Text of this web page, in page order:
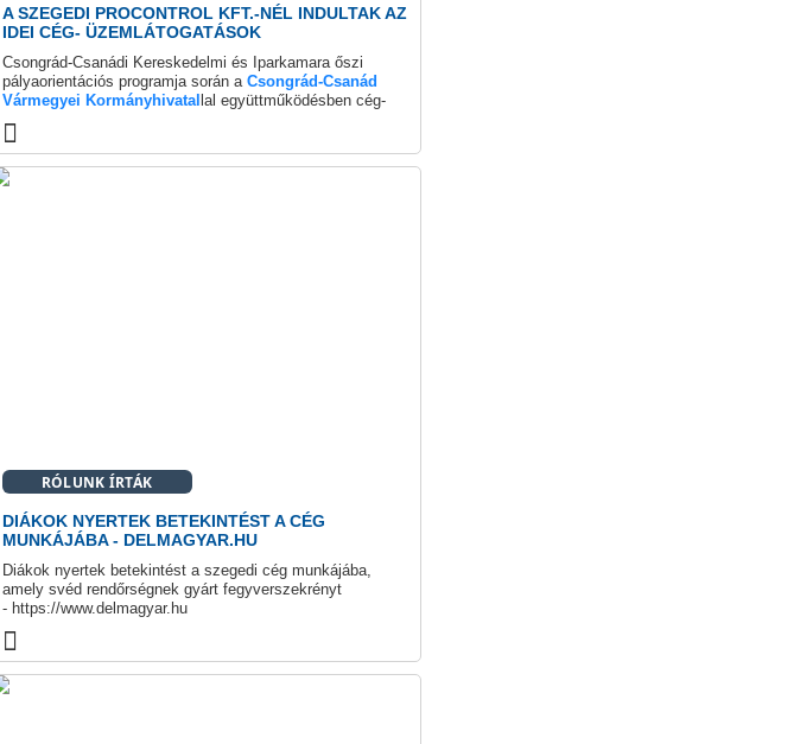
A SZEGEDI PROCONTROL KFT.-NÉL INDULTAK AZ
IDEI CÉG- ÜZEMLÁTOGATÁSOK
Csongrád-Csanádi Kereskedelmi és Iparkamara őszi
pályaorientációs programja során a Csongrád-Csanád
Vármegyei Kormányhivatallal együttműködésben cég-
Napok rendezvénysorozat részeként. Kedden
sajtónyilvános keretek között megtartottuk első
látogatásunkat, melynek során a Procontrol Kft. szegedi
RÓLUNK ÍRTÁK
DIÁKOK NYERTEK BETEKINTÉST A CÉG
MUNKÁJÁBA - DELMAGYAR.HU
Diákok nyertek betekintést a szegedi cég munkájába,
amely svéd rendőrségnek gyárt fegyverszekrényt
- https://www.delmagyar.hu